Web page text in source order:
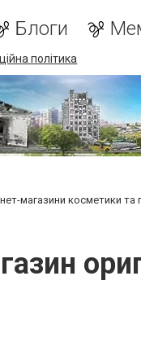
Блоги
політика
магазини косметики та